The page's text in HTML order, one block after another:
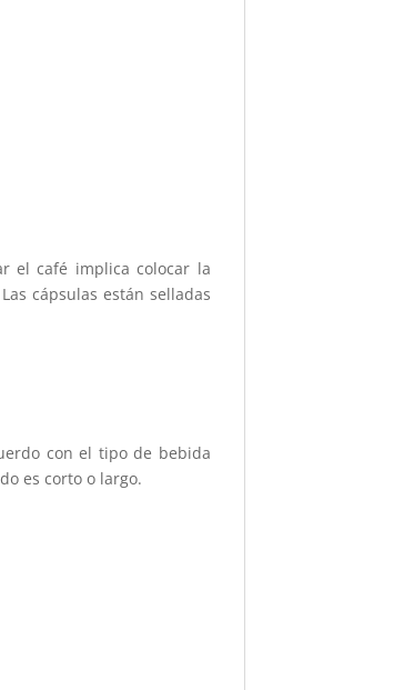
el café implica colocar la
cápsulas están selladas
con el tipo de bebida
es corto o largo.